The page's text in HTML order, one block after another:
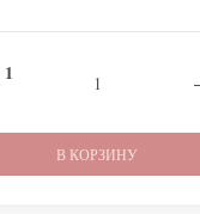
1
В КОРЗИНУ